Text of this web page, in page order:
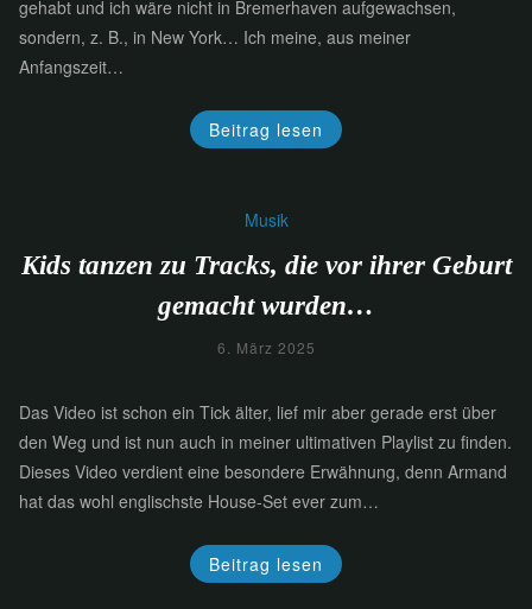
gehabt und ich wäre nicht in Bremerhaven aufgewachsen,
sondern, z. B., in New York… Ich meine, aus meiner
Anfangszeit…
Beitrag lesen
Musik
Kids tanzen zu Tracks, die vor ihrer Geburt
gemacht wurden…
6. März 2025
Das Video ist schon ein Tick älter, lief mir aber gerade erst über
den Weg und ist nun auch in meiner ultimativen Playlist zu finden.
Dieses Video verdient eine besondere Erwähnung, denn Armand
hat das wohl englischste House-Set ever zum…
Beitrag lesen